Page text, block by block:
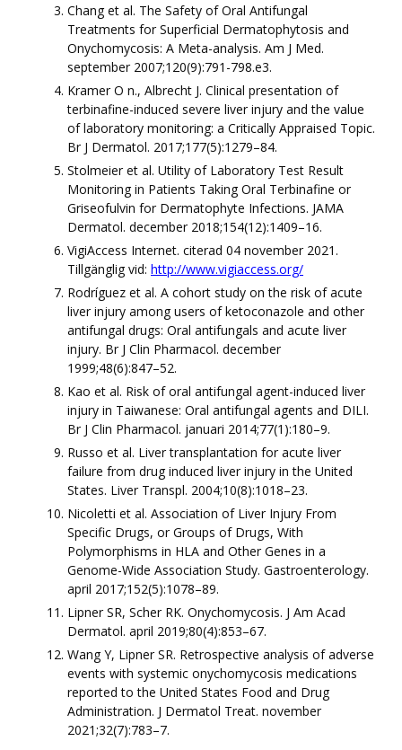
Chang et al. The Safety of Oral Antifungal
Treatments for Superficial Dermatophytosis and
Onychomycosis: A Meta-analysis. Am J Med.
september 2007;120(9):791-798.e3.
Kramer O n., Albrecht J. Clinical presentation of
terbinafine-induced severe liver injury and the value
of laboratory monitoring: a Critically Appraised Topic.
Br J Dermatol. 2017;177(5):1279–84.
Stolmeier et al. Utility of Laboratory Test Result
Monitoring in Patients Taking Oral Terbinafine or
Griseofulvin for Dermatophyte Infections. JAMA
Dermatol. december 2018;154(12):1409–16.
VigiAccess Internet. citerad 04 november 2021.
Tillgänglig vid: http://www.vigiaccess.org/
Rodríguez et al. A cohort study on the risk of acute
liver injury among users of ketoconazole and other
antifungal drugs: Oral antifungals and acute liver
injury. Br J Clin Pharmacol. december
1999;48(6):847–52.
Kao et al. Risk of oral antifungal agent-induced liver
injury in Taiwanese: Oral antifungal agents and DILI.
Br J Clin Pharmacol. januari 2014;77(1):180–9.
Russo et al. Liver transplantation for acute liver
failure from drug induced liver injury in the United
States. Liver Transpl. 2004;10(8):1018–23.
Nicoletti et al. Association of Liver Injury From
Specific Drugs, or Groups of Drugs, With
Polymorphisms in HLA and Other Genes in a
Genome-Wide Association Study. Gastroenterology.
april 2017;152(5):1078–89.
Lipner SR, Scher RK. Onychomycosis. J Am Acad
Dermatol. april 2019;80(4):853–67.
Wang Y, Lipner SR. Retrospective analysis of adverse
events with systemic onychomycosis medications
reported to the United States Food and Drug
Administration. J Dermatol Treat. november
2021;32(7):783–7.